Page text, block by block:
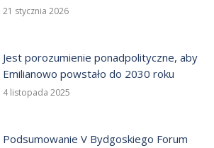
21 stycznia 2026
Jest porozumienie ponadpolityczne, aby
Emilianowo powstało do 2030 roku
4 listopada 2025
Podsumowanie V Bydgoskiego Forum